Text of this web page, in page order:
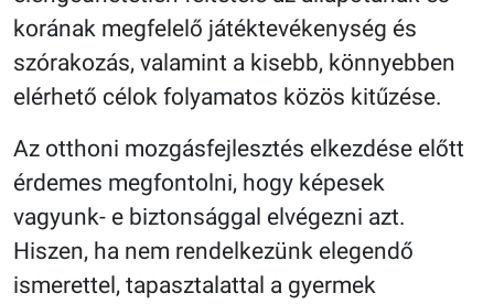
korának megfelelő játéktevékenység és
szórakozás, valamint a kisebb, könnyebben
elérhető célok folyamatos közös kitűzése.
Az otthoni mozgásfejlesztés elkezdése előtt
érdemes megfontolni, hogy képesek
vagyunk- e biztonsággal elvégezni azt.
Hiszen, ha nem rendelkezünk elegendő
ismerettel, tapasztalattal a gyermek